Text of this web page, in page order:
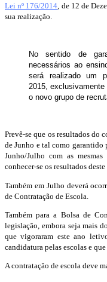
Lei nº 176/2014 , de 12 de
sua realização.
No sentido de
necessários ao
será realizado um
2015,
o novo grupo de
Prevê-se que os resultados do
de Junho e tal como
Junho/Julho com as
conhecer-se os resultados
Também em Julho deverá
de Contratação de Escola.
Também para a Bolsa de
legislação, embora seja mais
que vigoraram este ano
candidatura pelas escolas e
A contratação de escola deve